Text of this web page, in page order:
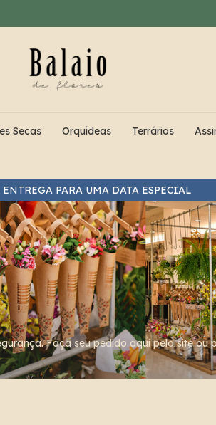
DIA NOS PEDIDOS FEITOS ATÉ ÀS
Secas Orquídeas Terrários
Faça seu pedido aqui pelo site ou